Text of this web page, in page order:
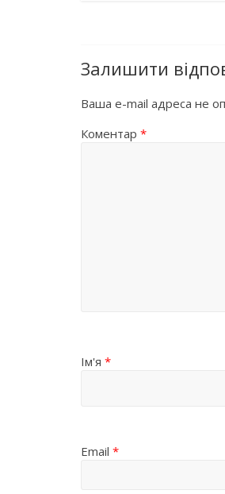
Залишити
Ваша e-mail адреса не
Коментар *
Ім'я *
Email *